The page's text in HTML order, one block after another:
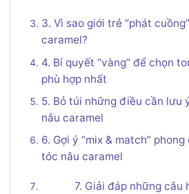
3. Vì sao giới trẻ “phát
caramel?
4. Bí quyết “vàng” để chọn
phù hợp nhất
5. Bỏ túi những điều cần lưu
nâu caramel
6. Gợi ý “mix & match”
tóc nâu caramel
7. Giải đáp những câu